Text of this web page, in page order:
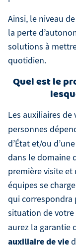
Ainsi, le niveau
la perte
solutions à
quotidien.
Quel est le
Les auxiliaires
personnes
d’État et/ou d’une
dans le domaine
première visite
équipes se
qui correspondra
situation de votre
aurez la garantie
auxiliaire de vie